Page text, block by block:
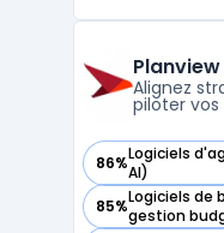
Alignez
piloter
86%Logiciels
AI)
— voir Planview
85%Logiciels de
gestion
— voir Planview